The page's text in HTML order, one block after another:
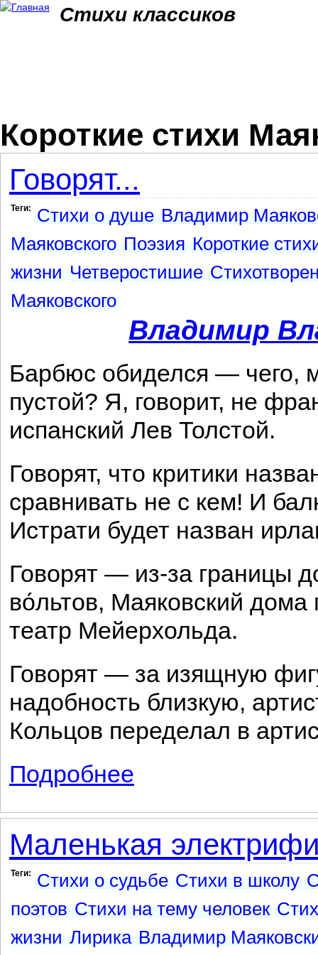
Стихи классиков
Короткие стихи
Говорят...
Теги: Стихи о душе Владимир
Маяковского Поэзия Короткие
жизни Четверостишие
Маяковского
Владимир
Барбюс обиделся — чего,
пустой? Я, говорит, не
испанский Лев Толстой.
Говорят, что критики
сравнивать не с кем! И
Истрати будет назван
Говорят — из-за границы
во́льтов, Маяковский
театр Мейерхольда.
Говорят — за изящную
надобность близкую,
Кольцов переделал в
Подробнее
Маленькая
Теги: Стихи о судьбе Стихи в школу
поэтов Стихи на тему человек
жизни Лирика Владимир